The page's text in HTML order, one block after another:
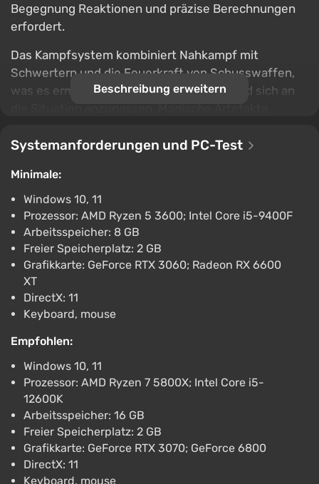
Begegnung Reaktionen und präzise Berechnungen
erfordert.
Das Kampfsystem kombiniert Nahkampf mit
Schwertern und die Feuerkraft von Schusswaffen,
was es ermöglicht, Stile abzuwechseln und sich an
verstärken den Charakter, was die
Verlauf des Spiels tauchen immer gefährlichere
Gegner und Bosse auf – von gnadenlosen Piraten bis
hin zu mythischen Kreaturen, wodurch die Reise zu
einer Reihe spannungsgeladener Prüfungen wird.
Beschreibung erweitern
Systemanforderungen und PC-Test
Minimale:
Windows 10, 11
Prozessor: AMD Ryzen 5 3600; Intel Core i5-9400F
Arbeitsspeicher: 8 GB
Freier Speicherplatz: 2 GB
Grafikkarte: GeForce RTX 3060; Radeon RX 6600
XT
DirectX: 11
Keyboard, mouse
Empfohlen:
Windows 10, 11
Prozessor: AMD Ryzen 7 5800X; Intel Core i5-
12600K
Arbeitsspeicher: 16 GB
Freier Speicherplatz: 2 GB
Grafikkarte: GeForce RTX 3070; GeForce 6800
DirectX: 11
Keyboard, mouse